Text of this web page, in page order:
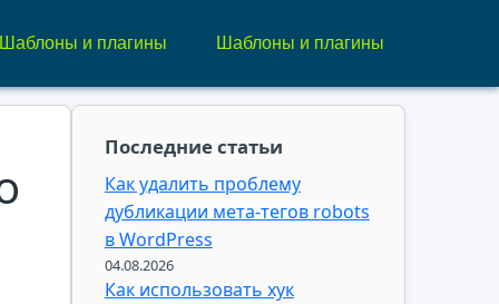
и плагины Шаблоны и плагины
Последние статьи
Как удалить проблему
дубликации мета-тегов robots
в WordPress
04.08.2026
Как использовать хук